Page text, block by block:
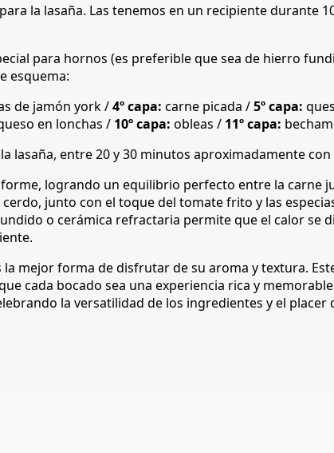
la lasaña. Las tenemos en un recipiente durante
para hornos (es preferible que sea de hierro
esquema:
de jamón york /4º capa: carne picada /5º capa:
en lonchas / 10º capa: obleas / 11º capa:
lasaña, entre 20 y 30 minutos aproximadamente
logrando un equilibrio perfecto entre la carne
junto con el toque del tomate frito y las
o cerámica refractaria permite que el calor se
mejor forma de disfrutar de su aroma y textura.
cada bocado sea una experiencia rica y
la versatilidad de los ingredientes y el placer